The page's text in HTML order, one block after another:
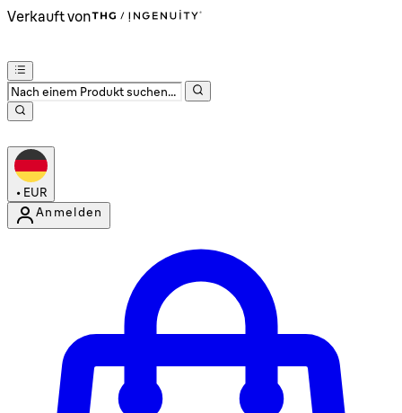
Verkauft von
• EUR
Anmelden